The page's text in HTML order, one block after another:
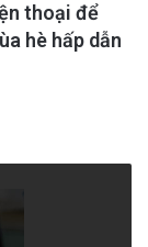
thoại để
hè hấp dẫn